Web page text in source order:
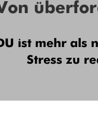
ist mehr als
Stress zu